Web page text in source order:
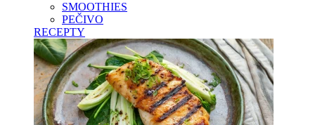
SMOOTHIES
PEČIVO
RECEPTY